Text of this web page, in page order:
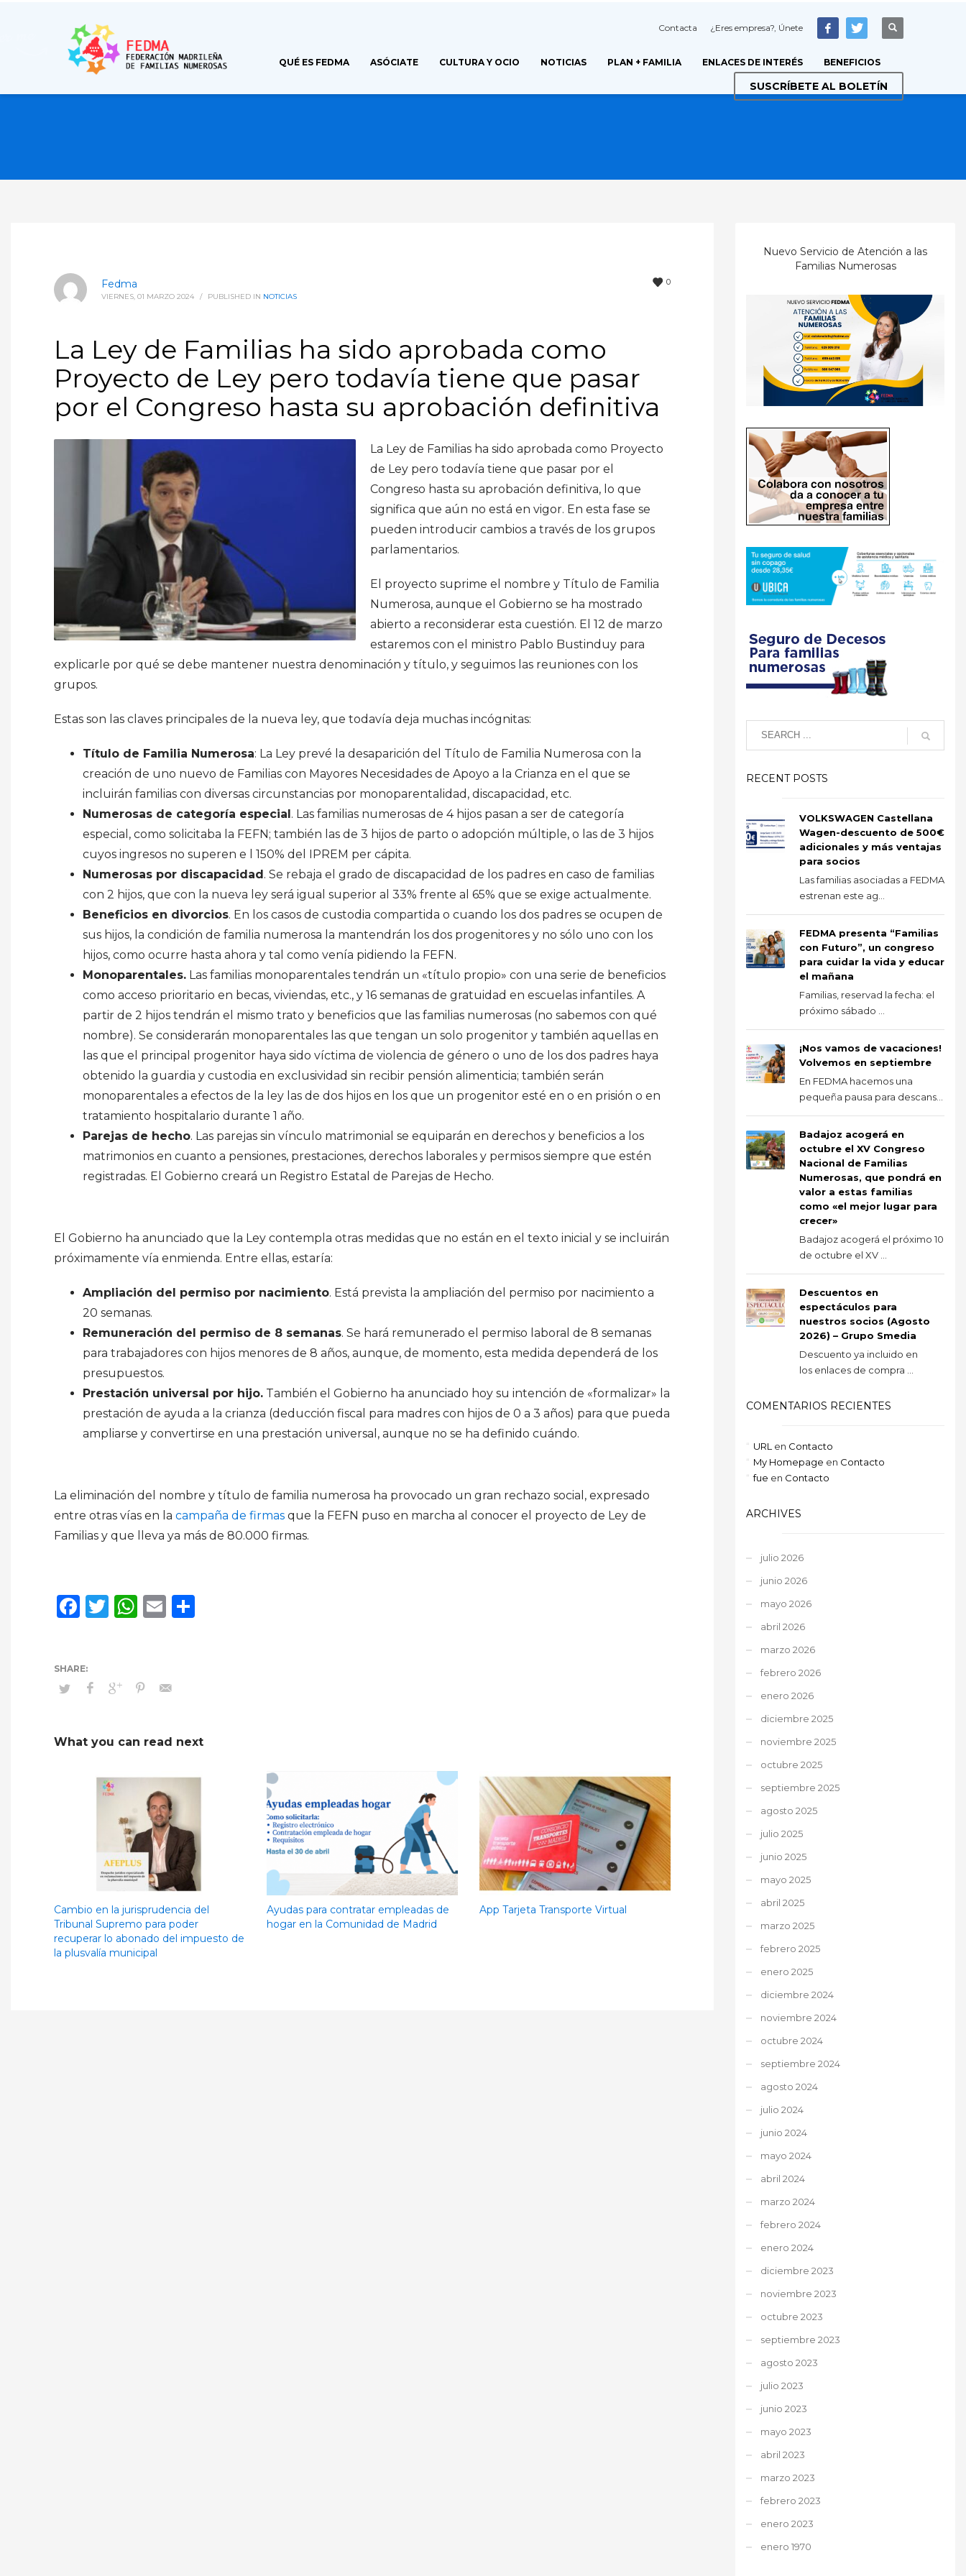
Contacta ¿Eres empresa?, Únete
QUÉ ES FEDMA ASÓCIATE CULTURA Y OCIO NOTICIAS PLAN + FAMILIA ENLACES DE INTERÉS BENEFICIOS
SUSCRÍBETE AL BOLETÍN
0
Fedma
VIERNES, 01 MARZO 2024 / PUBLISHED IN NOTICIAS
La Ley de Familias ha sido aprobada como
Proyecto de Ley pero todavía tiene que pasar
por el Congreso hasta su aprobación definitiva
La Ley de Familias ha sido aprobada como Proyecto
de Ley pero todavía tiene que pasar por el
Congreso hasta su aprobación definitiva, lo que
significa que aún no está en vigor. En esta fase se
pueden introducir cambios a través de los grupos
parlamentarios.
El proyecto suprime el nombre y Título de Familia
Numerosa, aunque el Gobierno se ha mostrado
abierto a reconsiderar esta cuestión. El 12 de marzo
estaremos con el ministro Pablo Bustinduy para
explicarle por qué se debe mantener nuestra denominación y título, y seguimos las reuniones con los
grupos.
Estas son las claves principales de la nueva ley, que todavía deja muchas incógnitas:
Título de Familia Numerosa: La Ley prevé la desaparición del Título de Familia Numerosa con la
creación de uno nuevo de Familias con Mayores Necesidades de Apoyo a la Crianza en el que se
incluirán familias con diversas circunstancias por monoparentalidad, discapacidad, etc.
Numerosas de categoría especial. Las familias numerosas de 4 hijos pasan a ser de categoría
especial, como solicitaba la FEFN; también las de 3 hijos de parto o adopción múltiple, o las de 3 hijos
cuyos ingresos no superen e l 150% del IPREM per cápita.
Numerosas por discapacidad. Se rebaja el grado de discapacidad de los padres en caso de familias
con 2 hijos, que con la nueva ley será igual superior al 33% frente al 65% que se exige actualmente.
Beneficios en divorcios. En los casos de custodia compartida o cuando los dos padres se ocupen de
sus hijos, la condición de familia numerosa la mantendrán los dos progenitores y no sólo uno con los
hijos, como ocurre hasta ahora y tal como venía pidiendo la FEFN.
Monoparentales. Las familias monoparentales tendrán un «título propio» con una serie de beneficios
como acceso prioritario en becas, viviendas, etc., y 16 semanas de gratuidad en escuelas infantiles. A
partir de 2 hijos tendrán el mismo trato y beneficios que las familias numerosas (no sabemos con qué
nombre). Se considerarán monoparentales las que tengan un solo progenitor y también aquellas en
las que el principal progenitor haya sido víctima de violencia de género o uno de los dos padres haya
obtenido la guardia y custodia en exclusividad sin recibir pensión alimenticia; también serán
monoparentales a efectos de la ley las de dos hijos en los que un progenitor esté en o en prisión o en
tratamiento hospitalario durante 1 año.
Parejas de hecho. Las parejas sin vínculo matrimonial se equiparán en derechos y beneficios a los
matrimonios en cuanto a pensiones, prestaciones, derechos laborales y permisos siempre que estén
registradas. El Gobierno creará un Registro Estatal de Parejas de Hecho.
El Gobierno ha anunciado que la Ley contempla otras medidas que no están en el texto inicial y se incluirán
próximamente vía enmienda. Entre ellas, estaría:
Ampliación del permiso por nacimiento. Está prevista la ampliación del permiso por nacimiento a
20 semanas.
Remuneración del permiso de 8 semanas. Se hará remunerado el permiso laboral de 8 semanas
para trabajadores con hijos menores de 8 años, aunque, de momento, esta medida dependerá de los
presupuestos.
Prestación universal por hijo. También el Gobierno ha anunciado hoy su intención de «formalizar» la
prestación de ayuda a la crianza (deducción fiscal para madres con hijos de 0 a 3 años) para que pueda
ampliarse y convertirse en una prestación universal, aunque no se ha definido cuándo.
La eliminación del nombre y título de familia numerosa ha provocado un gran rechazo social, expresado
entre otras vías en la campaña de firmas que la FEFN puso en marcha al conocer el proyecto de Ley de
Familias y que lleva ya más de 80.000 firmas.
Facebook
Twitter
WhatsApp
Email
What you can read next
Cambio en la jurisprudencia del
Tribunal Supremo para poder
recuperar lo abonado del impuesto de
la plusvalía municipal
Ayudas para contratar empleadas de
hogar en la Comunidad de Madrid
App Tarjeta Transporte Virtual
Nuevo Servicio de Atención a las
Familias Numerosas
RECENT POSTS
VOLKSWAGEN Castellana
Wagen-descuento de 500€
adicionales y más ventajas
para socios
Las familias asociadas a FEDMA
estrenan este ag...
FEDMA presenta “Familias
con Futuro”, un congreso
para cuidar la vida y educar
el mañana
Familias, reservad la fecha: el
próximo sábado ...
¡Nos vamos de vacaciones!
Volvemos en septiembre
En FEDMA hacemos una
pequeña pausa para descans...
Badajoz acogerá en
octubre el XV Congreso
Nacional de Familias
Numerosas, que pondrá en
valor a estas familias
como «el mejor lugar para
crecer»
Badajoz acogerá el próximo 10
de octubre el XV ...
Descuentos en
espectáculos para
nuestros socios (Agosto
2026) – Grupo Smedia
Descuento ya incluido en
los enlaces de compra ...
COMENTARIOS RECIENTES
URL en Contacto
My Homepage en Contacto
fue en Contacto
ARCHIVES
julio 2026
junio 2026
mayo 2026
abril 2026
marzo 2026
febrero 2026
enero 2026
diciembre 2025
noviembre 2025
octubre 2025
septiembre 2025
agosto 2025
julio 2025
junio 2025
mayo 2025
abril 2025
marzo 2025
febrero 2025
enero 2025
diciembre 2024
noviembre 2024
octubre 2024
septiembre 2024
agosto 2024
julio 2024
junio 2024
mayo 2024
abril 2024
marzo 2024
febrero 2024
enero 2024
diciembre 2023
noviembre 2023
octubre 2023
septiembre 2023
agosto 2023
julio 2023
junio 2023
mayo 2023
abril 2023
marzo 2023
febrero 2023
enero 2023
enero 1970